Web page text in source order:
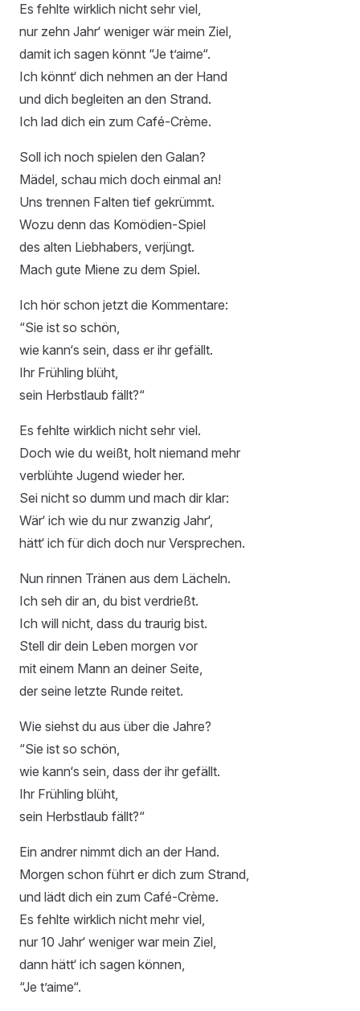
Es fehlte wirklich nicht sehr viel,
nur zehn Jahr‘ weniger wär mein Ziel,
damit ich sagen könnt “Je t’aime“.
Ich könnt‘ dich nehmen an der Hand
und dich begleiten an den Strand.
Ich lad dich ein zum Café-Crème.
Soll ich noch spielen den Galan?
Mädel, schau mich doch einmal an!
Uns trennen Falten tief gekrümmt.
Wozu denn das Komödien-Spiel
des alten Liebhabers, verjüngt.
Mach gute Miene zu dem Spiel.
Ich hör schon jetzt die Kommentare:
“Sie ist so schön,
wie kann‘s sein, dass er ihr gefällt.
Ihr Frühling blüht,
sein Herbstlaub fällt?“
Es fehlte wirklich nicht sehr viel.
Doch wie du weißt, holt niemand mehr
verblühte Jugend wieder her.
Sei nicht so dumm und mach dir klar:
Wär‘ ich wie du nur zwanzig Jahr‘,
hätt‘ ich für dich doch nur Versprechen.
Nun rinnen Tränen aus dem Lächeln.
Ich seh dir an, du bist verdrießt.
Ich will nicht, dass du traurig bist.
Stell dir dein Leben morgen vor
mit einem Mann an deiner Seite,
der seine letzte Runde reitet.
Wie siehst du aus über die Jahre?
“Sie ist so schön,
wie kann‘s sein, dass der ihr gefällt.
Ihr Frühling blüht,
sein Herbstlaub fällt?“
Ein andrer nimmt dich an der Hand.
Morgen schon führt er dich zum Strand,
und lädt dich ein zum Café-Crème.
Es fehlte wirklich nicht mehr viel,
nur 10 Jahr‘ weniger war mein Ziel,
dann hätt‘ ich sagen können,
“Je t’aime“.